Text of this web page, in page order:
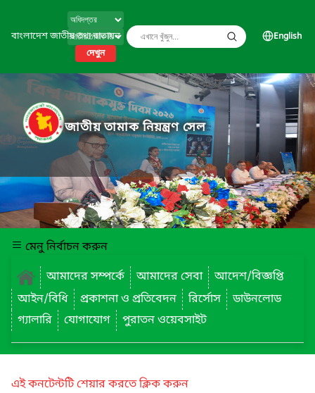
বাংলাদেশ জাতীয় তথ্য বাতায়ন
দেখুন
English
জাতীয় তামাক নিয়ন্ত্রণ সেল
মেনু নির্বাচন করুন
আমাদের সম্পর্কে
আমাদের সেবা
আদেশ/বিজ্ঞপ্তি
আইন/বিধি
প্রকাশনা ও প্রতিবেদন রির্সোস
ডাউনলোড
গ্যালারি
যোগাযোগ পুরাতন ওয়েবসাইট
এই কনটেন্টটি শেয়ার করতে ক্লিক করুন